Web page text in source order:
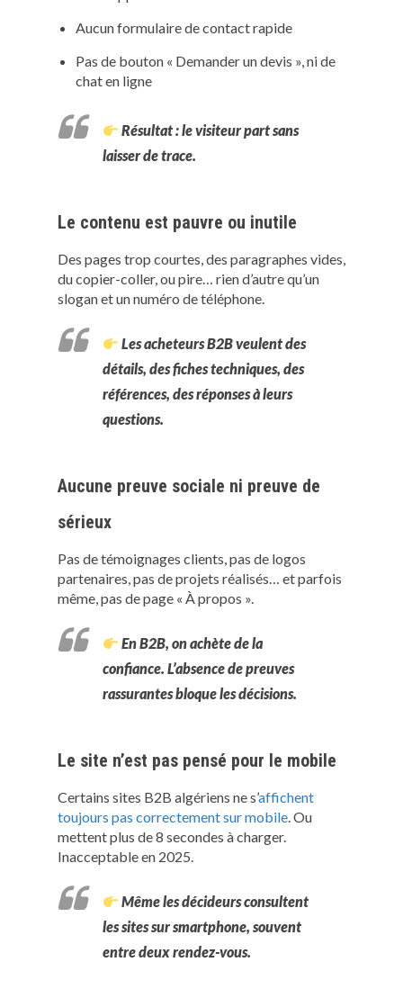
Aucun formulaire de contact rapide
Pas de bouton « Demander un devis », ni de
chat en ligne
Résultat : le visiteur part sans
laisser de trace.
Le contenu est pauvre ou inutile
Des pages trop courtes, des paragraphes vides,
du copier-coller, ou pire… rien d’autre qu’un
slogan et un numéro de téléphone.
Les acheteurs B2B veulent des
détails, desfiches techniques, des
références, desréponses à leurs
questions.
Aucune preuve sociale ni preuve de
sérieux
Pas de témoignages clients, pas de logos
partenaires, pas de projets réalisés… et parfois
même, pas de page « À propos ».
En B2B, on achète de la
confiance. L’absence de preuves
rassurantes bloque les décisions.
Le site n’est pas pensé pour le mobile
Certains sites B2B algériens ne s’affichent
toujours pas correctement sur mobile. Ou
mettent plus de 8 secondes à charger.
Inacceptable en 2025.
Même les décideurs consultent
les sites sur smartphone, souvent
entre deux rendez-vous.